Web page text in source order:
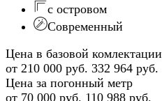
с островом
Современный
Цена в базовой комлектации
от 210 000 руб. 332 964 руб.
Цена за погонный метр
от 70 000 руб. 110 988 руб.